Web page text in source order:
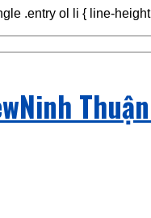
.entry ol li { line-
Ninh